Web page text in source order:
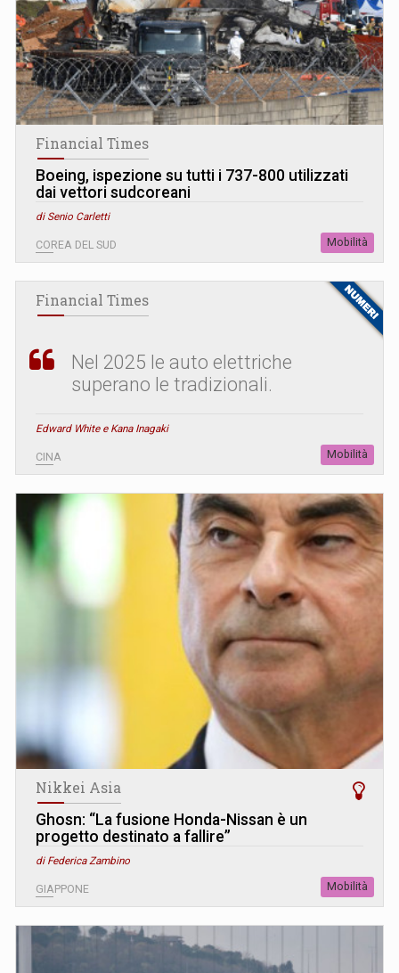
Financial Times
Boeing, ispezione su tutti i 737-800 utilizzati
dai vettori sudcoreani
di Senio Carletti
COREA DEL SUD Mobilità
Financial Times
Nel 2025 le auto elettriche
superano le tradizionali.
Edward White e Kana Inagaki
CINA Mobilità
Nikkei Asia
Ghosn: “La fusione Honda-Nissan è un
progetto destinato a fallire”
di Federica Zambino
GIAPPONE Mobilità